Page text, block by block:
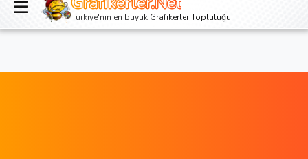
Giriş yap Kayıt ol
Türkiye'nin en büyük Grafikerler Topluluğu